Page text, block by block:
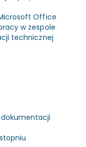
Office
w zespole
technicznej